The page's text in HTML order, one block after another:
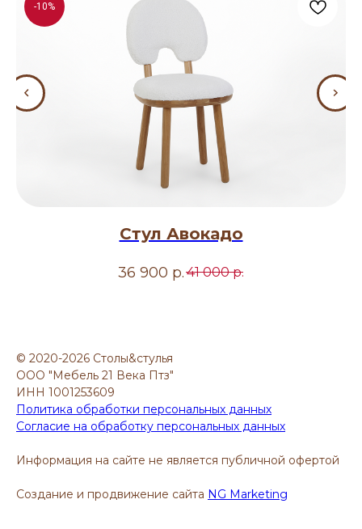
-10%
Стул Авокадо
36 900 р. 41 000 р.
© 2020-2026 Столы&стулья
ООО "Мебель 21 Века Птз"
ИНН 1001253609
Политика обработки персональных данных
Согласие на обработку персональных данных
Информация на сайте не является публичной офертой
Создание и продвижение сайта NG Marketing